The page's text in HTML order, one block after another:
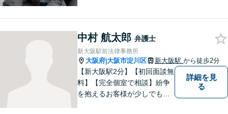
据えた解決を目指します。
【メール・電話面談可】【東
三国駅4分】
中村 航太郎 弁護士
新大阪駅前法律事務所
大阪府|大阪市淀川区 新大阪駅 から徒歩2分
【新大阪駅2分】【初回面談無
料】【完全個室で相談】紛争
を抱えるお客様が少しでも早
詳細を見
る